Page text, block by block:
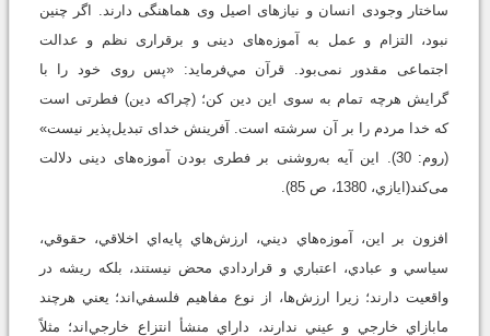
ساختار وجودى انسان و نيازهاى اصيل وى هماهنگى دارند. اگر چنين
نبود، التزام و عمل به آموزه‌هاى دينى و برقرارى نظم و عدالت
اجتماعى مقدور نمى‌بود. قرآن مي‌فرمايد: «پس روى خود را با
گرايش هرچه تمام به سوى اين دين كن؛ (چراكه دين) فطرتى است
كه خدا مردم را بر آن سرشته است. آفرينش خداى تبديل‌پذير نيست»
(روم: 30). اين آيه به‌روشنى بر فطرى بودن آموزه‌هاى دينى دلالت
مى‌كند(ايازي، 1380، ص 85).
افزون بر اين، آموزه‌هاي ديني، ارزش‌هاي پايه‌اي اخلاقي، حقوقي،
سياسي و عبادي، اعتباري و قراردادي محض نيستند، بلكه ريشه در
واقعيت دارند؛ ‌زيرا ارزش‌ها، از نوع مفاهيم فلسفي‌اند؛ يعني هرچند
مابازاي خارجي و عيني ندارند، داراي منشأ انتزاع خارجي‌اند؛ مثلاً